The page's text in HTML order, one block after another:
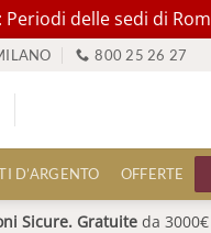
delle sedi di
800 25 26 27
D’ARGENTO OFFERTE
Sicure. Gratuite da 3000€